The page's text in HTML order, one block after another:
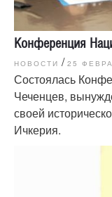
Конференция
НОВОСТИ / 25
Состоялась
Чеченцев,
своей
Ичкерия.